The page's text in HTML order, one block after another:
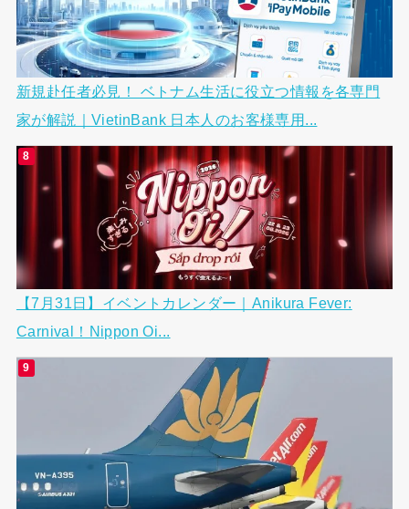
新規赴任者必見！ ベトナム生活に役立つ情報を各専門
家が解説｜VietinBank 日本人のお客様専用...
【7月31日】イベントカレンダー｜Anikura Fever:
Carnival！Nippon Oi...